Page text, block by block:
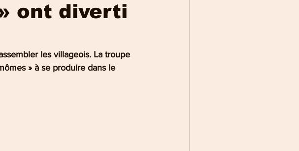
Culture en vosges Gérardmer
ont diverti
les villageois. La troupe
» à se produire dans le